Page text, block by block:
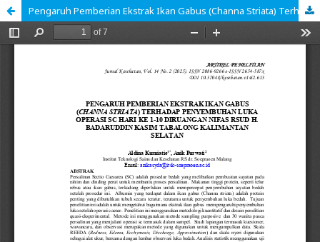
Pengaruh Pemberian Ekstrak Ikan Gabus (Channa Striata) Terhadap Penyembuhan Luka Operasi SC Hari Ke 1-10 Diruangan Nifas RSUD H. Badaruddin Kasim Tabalong Kalimantan Selatan